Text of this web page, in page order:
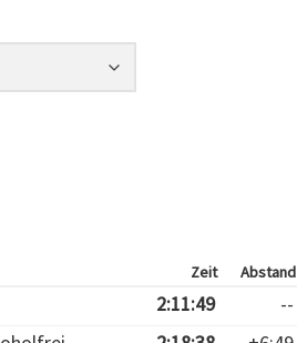
Zeit Abstand
2:11:49 --